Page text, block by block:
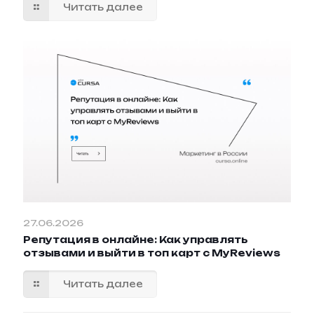
Читать далее
27.06.2026
Репутация в онлайне: Как управлять
отзывами и выйти в топ карт с MyReviews
Читать далее